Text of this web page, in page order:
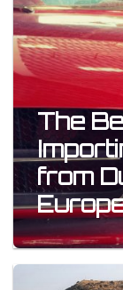
The
from